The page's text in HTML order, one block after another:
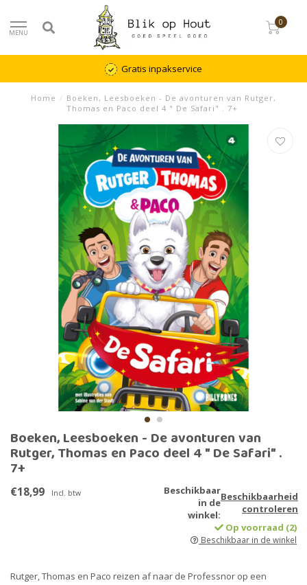
MENU
0
Gratis inpakservice
Home / Boeken, Leesboeken - De avonturen van Rutger,
Thomas en Paco deel 4 " De Safari" . 7+
Boeken, Leesboeken - De avonturen van
Rutger, Thomas en Paco deel 4 " De Safari" .
7+
€18,99 Incl. btw
Beschikbaar
in de
winkel:
Beschikbaarheid
controleren
Op voorraad (2)
Beschikbaar in de winkel
Rutger, Thomas en Paco reizen af naar de Professnor op een